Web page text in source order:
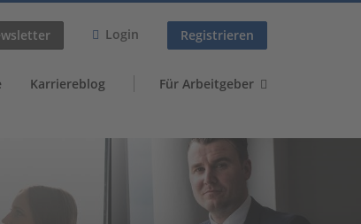
Login Registrieren
Karriereblog Für Arbeitgeber